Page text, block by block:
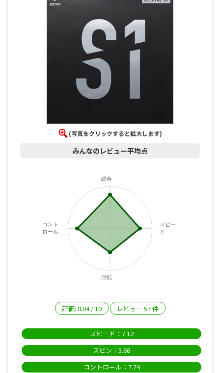
(写真をクリックすると拡大します)
みんなのレビュー平均点
総合
スピー
ド
回転
コント
ロール
評価: 8.04/ 10 レビュー 57件
スピード：7.12
スピン：5.68
コントロール：7.74